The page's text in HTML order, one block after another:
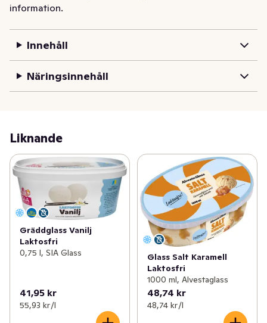
information.
Innehåll
Näringsinnehåll
Liknande
Gräddglass Vanilj
Laktosfri
0,75 l, SIA Glass
41,95 kr
55,93 kr /l
Glass Salt Karamell
Laktosfri
1000 ml, Alvestaglass
48,74 kr
48,74 kr /l